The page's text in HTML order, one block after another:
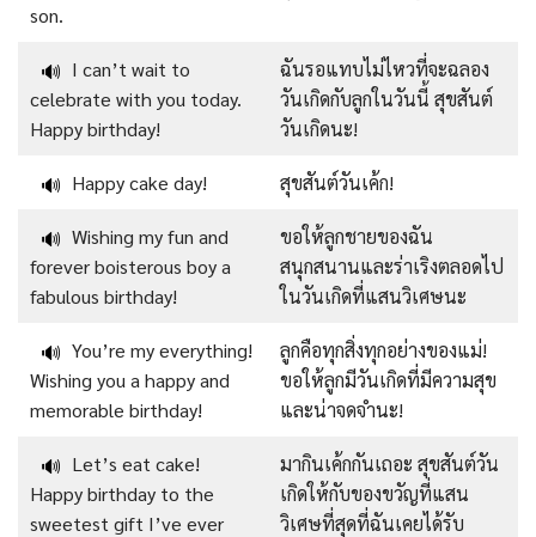
son.
🔊 I can’t wait to
celebrate with you today.
Happy birthday!
ฉันรอแทบไม่ไหวที่จะฉลอง
วันเกิดกับลูกในวันนี้ สุขสันต์
วันเกิดนะ!
🔊 Happy cake day! สุขสันต์วันเค้ก!
🔊 Wishing my fun and
forever boisterous boy a
fabulous birthday!
ขอให้ลูกชายของฉัน
สนุกสนานและร่าเริงตลอดไป
ในวันเกิดที่แสนวิเศษนะ
🔊 You’re my everything!
Wishing you a happy and
memorable birthday!
ลูกคือทุกสิ่งทุกอย่างของแม่!
ขอให้ลูกมีวันเกิดที่มีความสุข
และน่าจดจำนะ!
🔊 Let’s eat cake!
Happy birthday to the
sweetest gift I’ve ever
มากินเค้กกันเถอะ สุขสันต์วัน
เกิดให้กับของขวัญที่แสน
วิเศษที่สุดที่ฉันเคยได้รับ